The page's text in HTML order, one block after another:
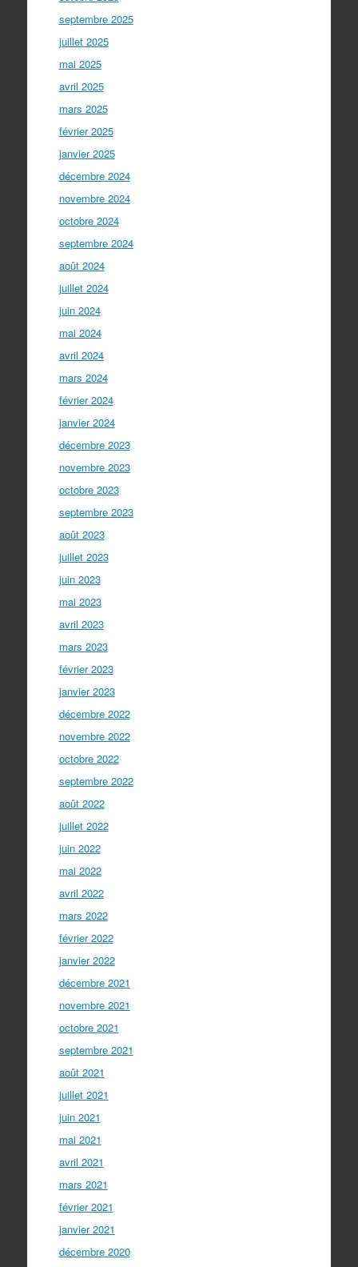
septembre 2025
juillet 2025
mai 2025
avril 2025
mars 2025
février 2025
janvier 2025
décembre 2024
novembre 2024
octobre 2024
septembre 2024
août 2024
juillet 2024
juin 2024
mai 2024
avril 2024
mars 2024
février 2024
janvier 2024
décembre 2023
novembre 2023
octobre 2023
septembre 2023
août 2023
juillet 2023
juin 2023
mai 2023
avril 2023
mars 2023
février 2023
janvier 2023
décembre 2022
novembre 2022
octobre 2022
septembre 2022
août 2022
juillet 2022
juin 2022
mai 2022
avril 2022
mars 2022
février 2022
janvier 2022
décembre 2021
novembre 2021
octobre 2021
septembre 2021
août 2021
juillet 2021
juin 2021
mai 2021
avril 2021
mars 2021
février 2021
janvier 2021
décembre 2020